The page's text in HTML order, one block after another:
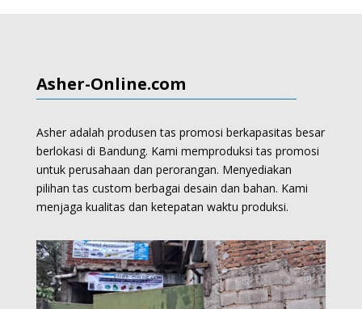
Asher-Online.com
Asher adalah produsen tas promosi berkapasitas besar
berlokasi di Bandung. Kami memproduksitas promosi
untuk perusahaan dan perorangan. Menyediakan
pilihan tas custom berbagai desain dan bahan. Kami
menjaga kualitas dan ketepatan waktu produksi.